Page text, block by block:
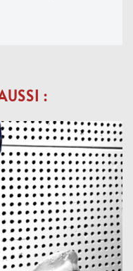
: